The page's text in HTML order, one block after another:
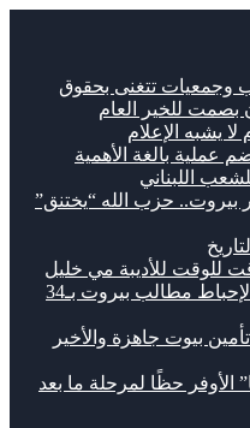
وجمعيات تتغنى بحقوق
بصمت للخير العام
يشبه الإعلام
عملية بالغة الأهمية
اللبناني
حزب الله “يختنق”
للوقت للأديبة مي خليل
إسرائيل تحيي ملف يهود لبنان لإحباط مطالب بيروت بـ34
بيوت جاهزة والأخير
الأوفر حظًا لمرحلة ما بعد